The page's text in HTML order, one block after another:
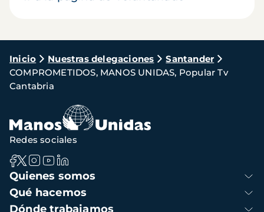
Ruta
de
navegación
Inicio Nuestras delegaciones
Santander
COMPROMETIDOS, MANOS UNIDAS, Popular Tv
Cantabria
Navegación
principal
Quienes somos
Qué hacemos
Dónde trabajamos
Redes sociales